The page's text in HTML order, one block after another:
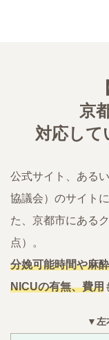
京
対応して
公式サイト、ある
協議会）のサイト
た、京都市にある
点）。
分娩可能時間や麻
NICUの有無、費用
▼左